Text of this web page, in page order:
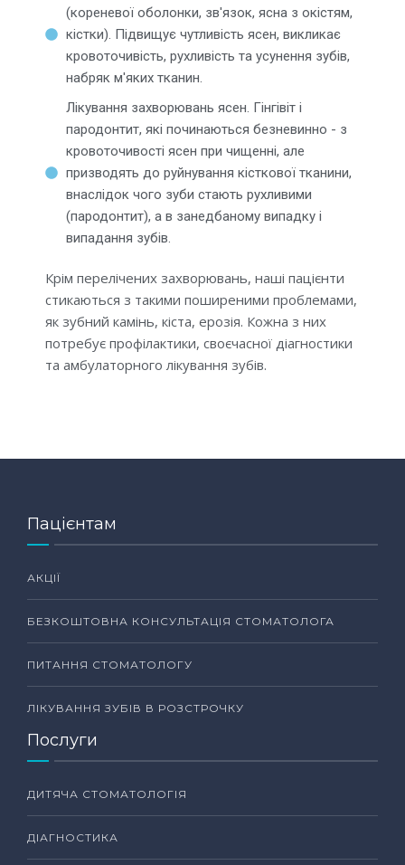
(кореневої оболонки, зв'язок, ясна з окістям,
кістки). Підвищує чутливість ясен, викликає
кровоточивість, рухливість та усунення зубів,
набряк м'яких тканин.
Лікування захворювань ясен. Гінгівіт і
пародонтит, які починаються безневинно - з
кровоточивості ясен при чищенні, але
призводять до руйнування кісткової тканини,
внаслідок чого зуби стають рухливими
(пародонтит), а в занедбаному випадку і
випадання зубів.
Крім перелічених захворювань, наші пацієнти
стикаються з такими поширеними проблемами,
як зубний камінь, кіста, ерозія. Кожна з них
потребує профілактики, своєчасної діагностики
та амбулаторного лікування зубів.
Пацієнтам
АКЦІЇ
БЕЗКОШТОВНА КОНСУЛЬТАЦІЯ СТОМАТОЛОГА
ПИТАННЯ СТОМАТОЛОГУ
ЛІКУВАННЯ ЗУБІВ В РОЗСТРОЧКУ
Послуги
ДИТЯЧА СТОМАТОЛОГІЯ
ДІАГНОСТИКА